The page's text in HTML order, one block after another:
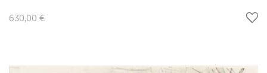
630,00 €